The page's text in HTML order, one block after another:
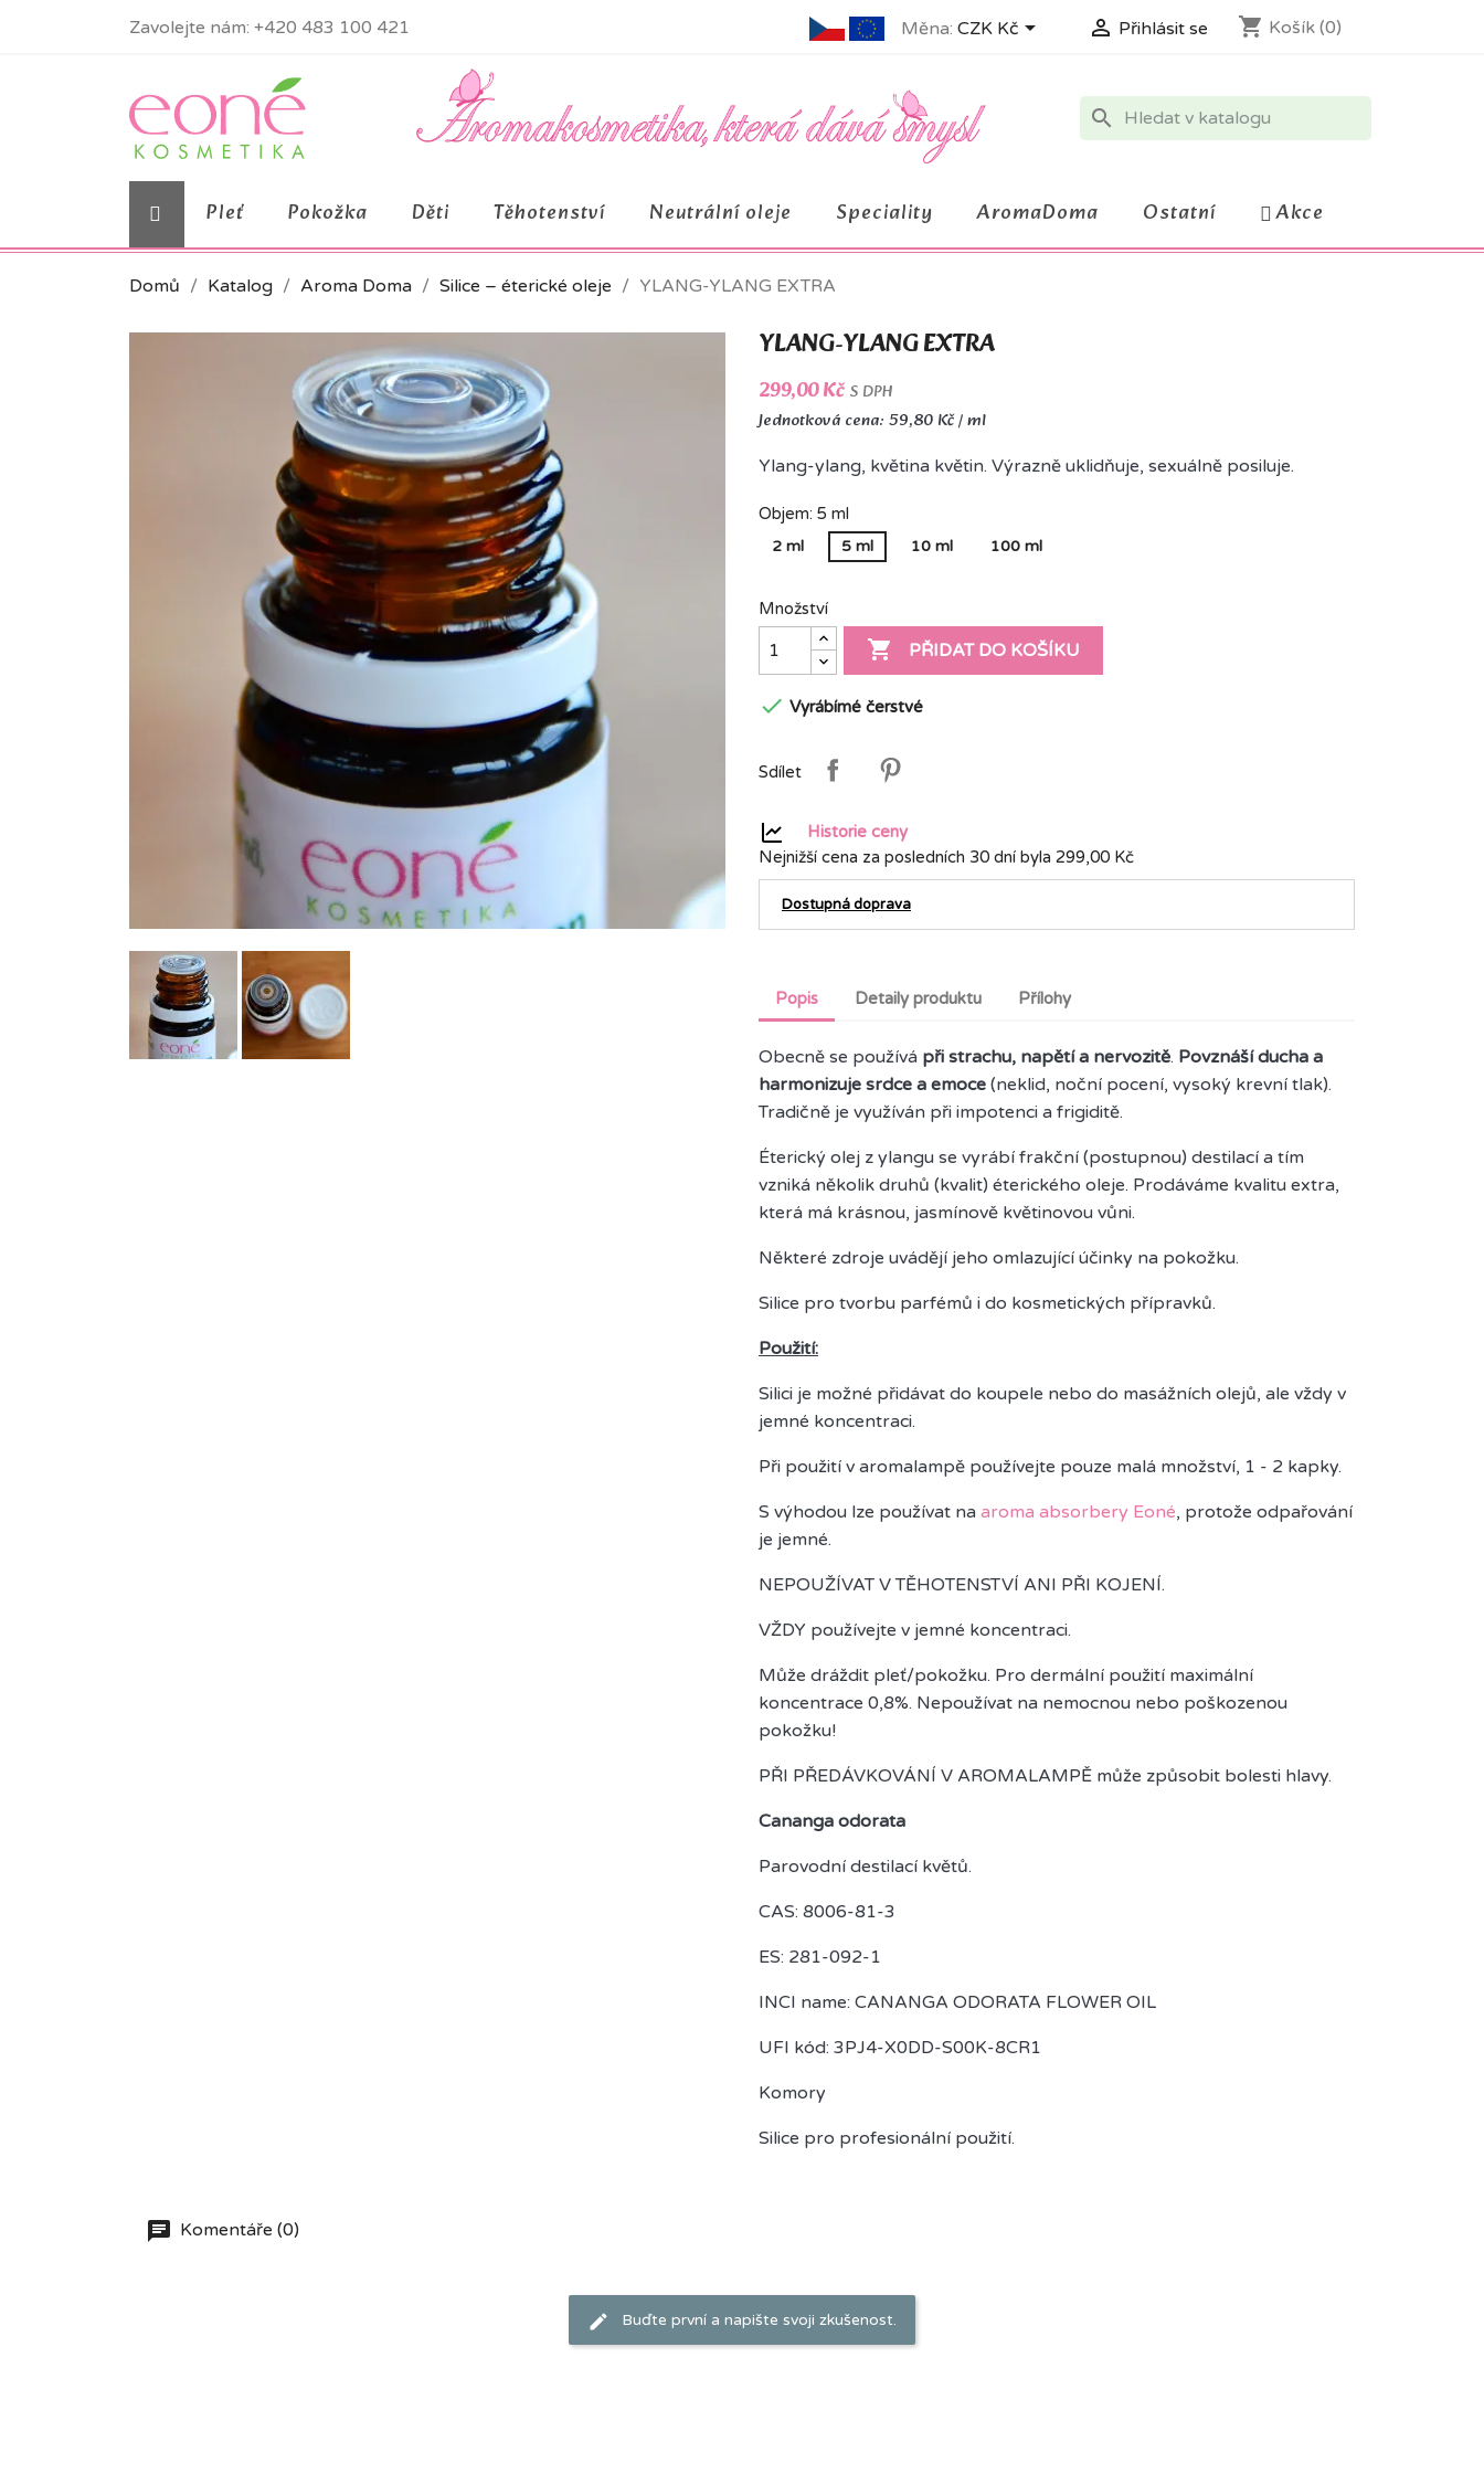
Zavolejte nám: +420 483 100 421 Měna: CZK Kč  Přihlásit se shopping_cart Košík (0)
search
Pleť Pokožka Děti Těhotenství Neutrální oleje Speciality AromaDoma Ostatní Akce
Domů Katalog Aroma Doma Silice – éterické oleje YLANG-YLANG EXTRA
YLANG-YLANG EXTRA
299,00 Kč S DPH
Jednotková cena: 59,80 Kč / ml
Ylang-ylang, květina květin. Výrazně uklidňuje, sexuálně posiluje.
Objem: 5 ml
2 ml 5 ml 10 ml 100 ml
Množství
 PŘIDAT DO KOŠÍKU
 Vyrábímé čerstvé
Sdílet
Historie ceny
Nejnižší cena za posledních 30 dní byla 299,00 Kč
Dostupná doprava
Popis Detaily produktu Přílohy
Obecně se používá při strachu, napětí a nervozitě. Povznáší ducha a
harmonizuje srdce a emoce (neklid, noční pocení, vysoký krevní tlak).
Tradičně je využíván při impotenci a frigiditě.
Éterický olej z ylangu se vyrábí frakční (postupnou) destilací a tím
vzniká několik druhů (kvalit) éterického oleje. Prodáváme kvalitu extra,
která má krásnou, jasmínově květinovou vůni.
Některé zdroje uvádějí jeho omlazující účinky na pokožku.
Silice pro tvorbu parfémů i do kosmetických přípravků.
Použití:
Silici je možné přidávat do koupele nebo do masážních olejů, ale vždy v
jemné koncentraci.
Při použití v aromalampě používejte pouze malá množství, 1 - 2 kapky.
S výhodou lze používat na aroma absorbery Eoné, protože odpařování
je jemné.
NEPOUŽÍVAT V TĚHOTENSTVÍ ANI PŘI KOJENÍ.
VŽDY používejte v jemné koncentraci.
Může dráždit pleť/pokožku. Pro dermální použití maximální
koncentrace 0,8%. Nepoužívat na nemocnou nebo poškozenou
pokožku!
PŘI PŘEDÁVKOVÁNÍ V AROMALAMPĚ může způsobit bolesti hlavy.
Cananga odorata
Parovodní destilací květů.
CAS: 8006-81-3
ES: 281-092-1
INCI name: CANANGA ODORATA FLOWER OIL
UFI kód: 3PJ4-X0DD-S00K-8CR1
Komory
Silice pro profesionální použití.
Komentáře (0)
Buďte první a napište svoji zkušenost.